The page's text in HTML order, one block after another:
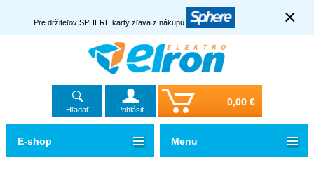
Pre držiteľov SPHERE karty zľava z nákupu ×
Hľadať Prihlásiť
0,00 €
E-shop Menu